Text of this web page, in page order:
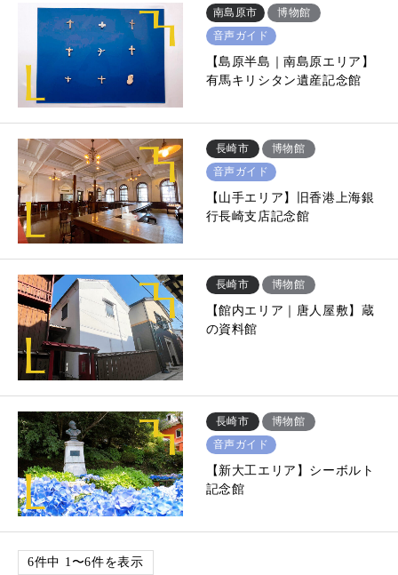
南島原市
博物館
音声ガイド
【島原半島｜南島原エリア】
有馬キリシタン遺産記念館
長崎市
博物館
音声ガイド
【山手エリア】旧香港上海銀
行長崎支店記念館
長崎市 博物館
【館内エリア｜唐人屋敷】蔵
の資料館
長崎市
博物館
音声ガイド
【新大工エリア】シーボルト
記念館
6件中 1〜6件を表示